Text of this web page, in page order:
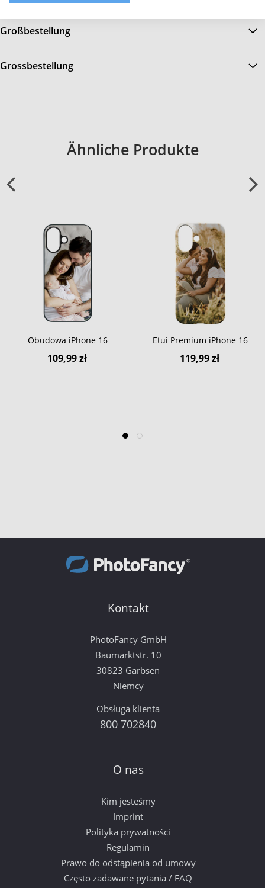
Großbestellung
Grossbestellung
Ähnliche Produkte
Obudowa iPhone 16
109,99 zł
Etui Premium iPhone 16
119,99 zł
Kontakt
PhotoFancy GmbH
Baumarktstr. 10
30823 Garbsen
Niemcy
Obsługa klienta
800 702840
O nas
Kim jesteśmy
Imprint
Polityka prywatności
Regulamin
Prawo do odstąpienia od umowy
Często zadawane pytania / FAQ